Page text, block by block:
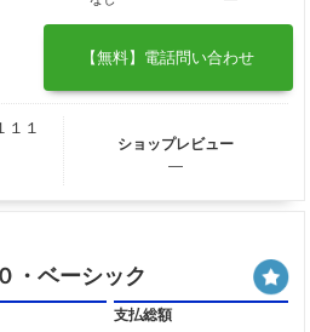
【無料】電話問い合わせ
１１
ショップレビュー
―
・ベーシック
支払総額